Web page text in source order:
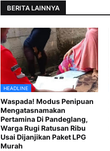
BERITA LAINNYA
HEADLINE
Waspada! Modus Penipuan
Mengatasnamakan
Pertamina Di Pandeglang,
Warga Rugi Ratusan Ribu
Usai Dijanjikan Paket LPG
Murah